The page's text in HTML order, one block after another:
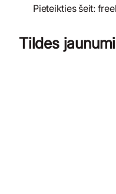
Pieteikties šeit:
Tildes jaunumi